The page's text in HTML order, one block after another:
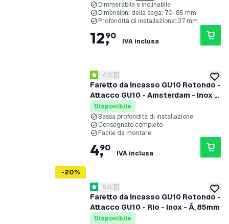
bagno
Dimmerabile e inclinabile
Dimensioni della sega: 70-85 mm
Profondità di installazione: 37 mm
12,
90
IVA inclusa
Faretto da Incasso GU10 Rotondo -
Attacco GU10 - Amsterdam - Inox -
Ã¸82mm
apri il cassetto delle recensioni
4 stelle di valutazione
4.0 [1]
Disponibile
Bassa profondità di installazione
Consegnato completo
Facile da montare
4,
90
IVA inclusa
-20%
Faretto da Incasso GU10 Rotondo -
Attacco GU10 - Rio - Inox - Ã¸85mm
apri il cassetto delle recensioni
5 stelle di valutazione
5.0 [1]
Disponibile